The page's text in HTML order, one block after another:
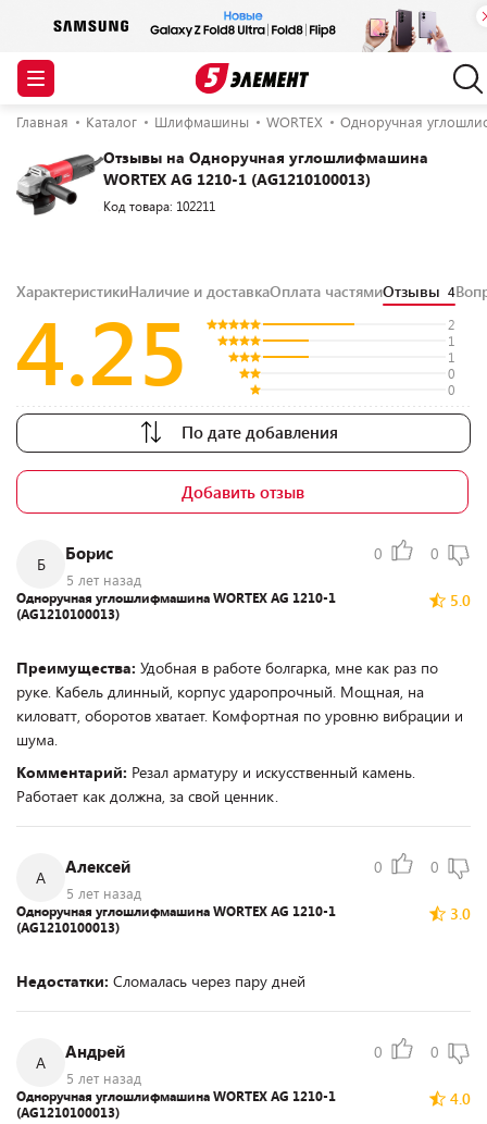
Главная Каталог Шлифмашины WORTEX Одноручная
Отзывы на Одноручная углошлифмашина
WORTEX AG 1210-1 (AG1210100013)
Код товара: 102211
ХарактеристикиНаличие и доставкаОплата частямиОтзывы 4
4.25
2
1
1
0
0
По дате добавления
Добавить отзыв
Б
Борис
5 лет назад
0 0
5.0
Одноручная углошлифмашина WORTEX AG 1210-1
(AG1210100013)
Преимущества: Удобная в работе болгарка, мне как раз по
руке. Кабель длинный, корпус ударопрочный. Мощная, на
киловатт, оборотов хватает. Комфортная по уровню вибрации и
шума.
Комментарий: Резал арматуру и искусственный камень.
Работает как должна, за свой ценник.
А
Алексей
5 лет назад
0 0
3.0
Одноручная углошлифмашина WORTEX AG 1210-1
(AG1210100013)
Недостатки: Сломалась через пару дней
А
Андрей
5 лет назад
0 0
4.0
Одноручная углошлифмашина WORTEX AG 1210-1
(AG1210100013)